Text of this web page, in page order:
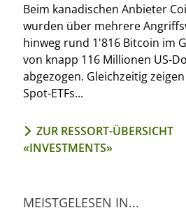
Beim kanadischen Anbieter
wurden über mehrere
hinweg rund 1'816 Bitcoin im
von knapp 116 Millionen US-
abgezogen. Gleichzeitig
Spot-ETFs...
ZUR RESSORT-ÜBERSICHT
«INVESTMENTS»
MEISTGELESEN IN...